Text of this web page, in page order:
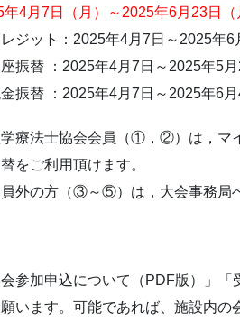
年4月7日（月）～2025年6月23日（
レジット：2025年4月7日～2025年6
座振替 ：2025年4月7日～2025年5月
金振替 ：2025年4月7日～2025年6月
療法士協会会員（①，②）は，マ
をご利用頂けます。
外の方（③～⑤）は，大会事務局
会参加申込について（PDF版）」
います。可能であれば、施設内の